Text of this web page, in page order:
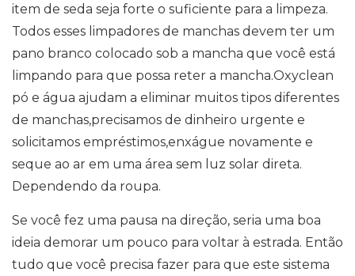
item de seda seja forte o suficiente para a limpeza.
Todos esses limpadores de manchas devem ter um
pano branco colocado sob a mancha que você está
limpando para que possa reter a mancha.Oxyclean
pó e água ajudam a eliminar muitos tipos diferentes
de manchas,precisamos de dinheiro urgente e
solicitamos empréstimos,enxágue novamente e
seque ao ar em uma área sem luz solar direta.
Dependendo da roupa.
Se você fez uma pausa na direção, seria uma boa
ideia demorar um pouco para voltar à estrada. Então
tudo que você precisa fazer para que este sistema